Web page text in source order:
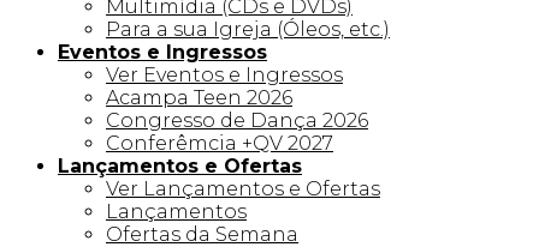
Multimídia (CDs e DVDs)
Para a sua Igreja (Óleos, etc.)
Eventos e Ingressos
Ver Eventos e Ingressos
Acampa Teen 2026
Congresso de Dança 2026
Conferêmcia +QV 2027
Lançamentos e Ofertas
Ver Lançamentos e Ofertas
Lançamentos
Ofertas da Semana